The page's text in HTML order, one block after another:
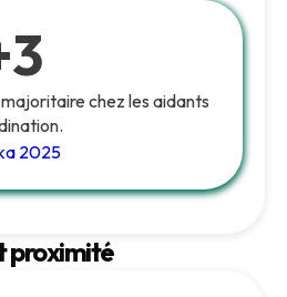
chez les aidants
2025
proximité